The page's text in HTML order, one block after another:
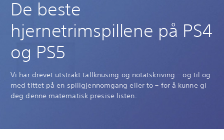
De beste
hjernetrimspillene på PS4
og PS5
Vi har drevet utstrakt tallknusing og notatskriving – og til og
med tittet på en spillgjennomgang eller to – for å kunne gi
deg denne matematisk presise listen.